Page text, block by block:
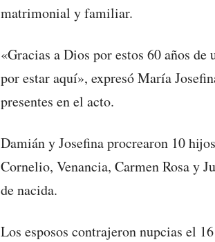
matrimonial y familiar.
«Gracias a Dios por estos 60 años
por estar aquí», expresó María
presentes en el acto.
Damián y Josefina procrearon 10
Cornelio, Venancia, Carmen Rosa y
de nacida.
Los esposos contrajeron nupcias el